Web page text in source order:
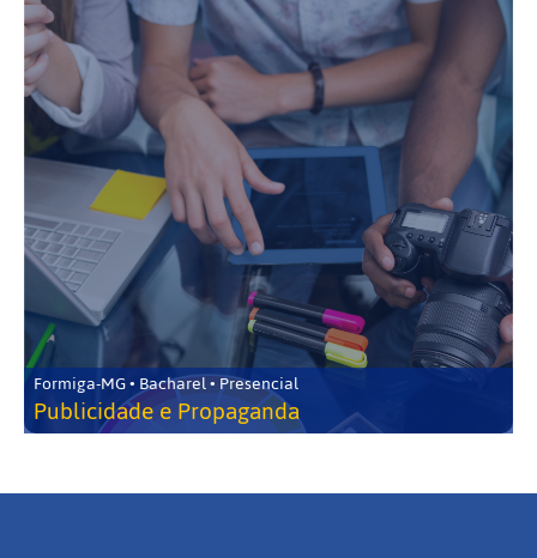
Formiga-MG • Bacharel • Presencial
Publicidade e Propaganda